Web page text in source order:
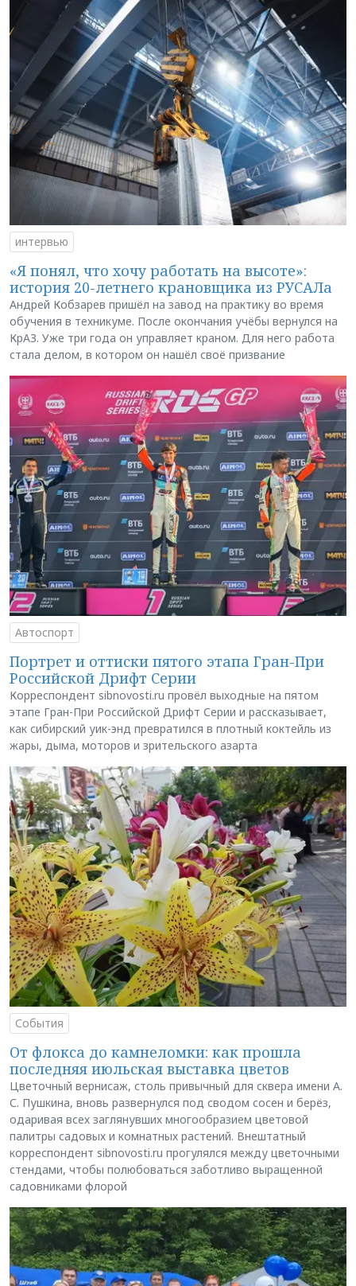
интервью
«Я понял, что хочу работать на высоте»:
история 20-летнего крановщика из РУСАЛа
Андрей Кобзарев пришёл на завод на практику во время
обучения в техникуме. После окончания учёбы вернулся на
КрАЗ. Уже три года он управляет краном. Для него работа
стала делом, в котором он нашёл своё призвание
Автоспорт
Портрет и оттиски пятого этапа Гран-При
Российской Дрифт Серии
Корреспондент sibnovosti.ru провёл выходные на пятом
этапе Гран-При Российской Дрифт Серии и рассказывает,
как сибирский уик-энд превратился в плотный коктейль из
жары, дыма, моторов и зрительского азарта
События
От флокса до камнеломки: как прошла
последняя июльская выставка цветов
Цветочный вернисаж, столь привычный для сквера имени А.
С. Пушкина, вновь развернулся под сводом сосен и берёз,
одаривая всех заглянувших многообразием цветовой
палитры садовых и комнатных растений. Внештатный
корреспондент sibnovosti.ru прогулялся между цветочными
стендами, чтобы полюбоваться заботливо выращенной
садовниками флорой